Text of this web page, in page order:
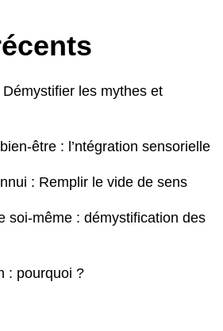
les mythes et
être : l’ntégration sensorielle
: Remplir le vide de sens
soi-même : démystification des
: pourquoi ?